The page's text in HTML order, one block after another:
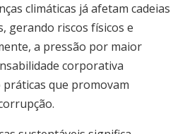
climáticas já afetam cadeias
gerando riscos físicos e
a pressão por maior
corporativa
que promovam